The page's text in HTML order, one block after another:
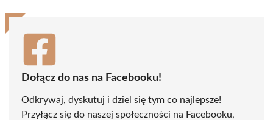
Dołącz do nas na Facebooku!
Odkrywaj, dyskutuj i dziel się tym co najlepsze!
Przyłącz się do naszej społeczności na Facebooku,